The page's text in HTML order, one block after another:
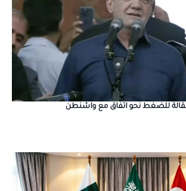
للضغط نحو اتفاق مع واشنطن